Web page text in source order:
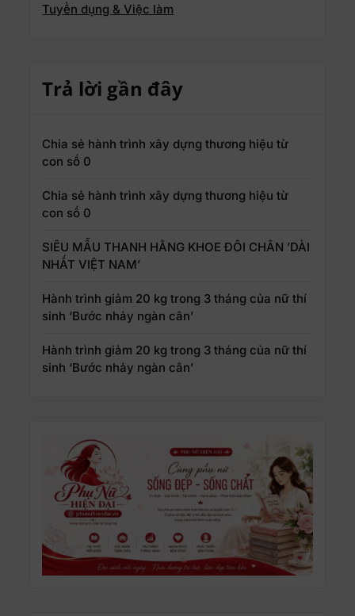
Tuyển dụng & Việc làm
Trả lời gần đây
Chia sẻ hành trình xây dựng thương hiệu từ
con số 0
Chia sẻ hành trình xây dựng thương hiệu từ
con số 0
SIÊU MẪU THANH HẰNG KHOE ĐÔI CHÂN ’DÀI
NHẤT VIỆT NAM’
Hành trình giảm 20 kg trong 3 tháng của nữ thí
sinh ‘Bước nhảy ngàn cân’
Hành trình giảm 20 kg trong 3 tháng của nữ thí
sinh ‘Bước nhảy ngàn cân’